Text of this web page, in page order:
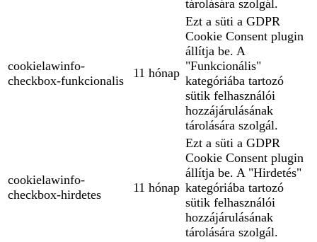
tárolására szolgál.
cookielawinfo-
checkbox-funkcionalis
11 hónap
Ezt a süti a GDPR
Cookie Consent plugin
állítja be. A
"Funkcionális"
kategóriába tartozó
sütik felhasználói
hozzájárulásának
tárolására szolgál.
cookielawinfo-
checkbox-hirdetes
11 hónap
Ezt a süti a GDPR
Cookie Consent plugin
állítja be. A "Hirdetés"
kategóriába tartozó
sütik felhasználói
hozzájárulásának
tárolására szolgál.